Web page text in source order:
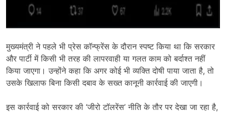
मुख्यमंत्रीनेपहले भीप्रेसकॉन्फ्रेंसकेदौरानस्पष्टकिया थाकिसरकार
औरपार्टीमेंकिसी भीतरहकीलापरवाहीयागलतकामकोबर्दाश्तनहीं
कियाजाएगा।उन्होंनेकहाकि अगरकोई भीव्यक्तिदोषीपायाजाताहै,तो
उसकेखिलाफबिनाकिसीदबावकेसख्तकानूनीकार्रवाईकीजाएगी।
इसकार्रवाईकोसरकारकी ‘जीरोटॉलरेंस’नीतिकेतौरपरदेखाजारहाहै,